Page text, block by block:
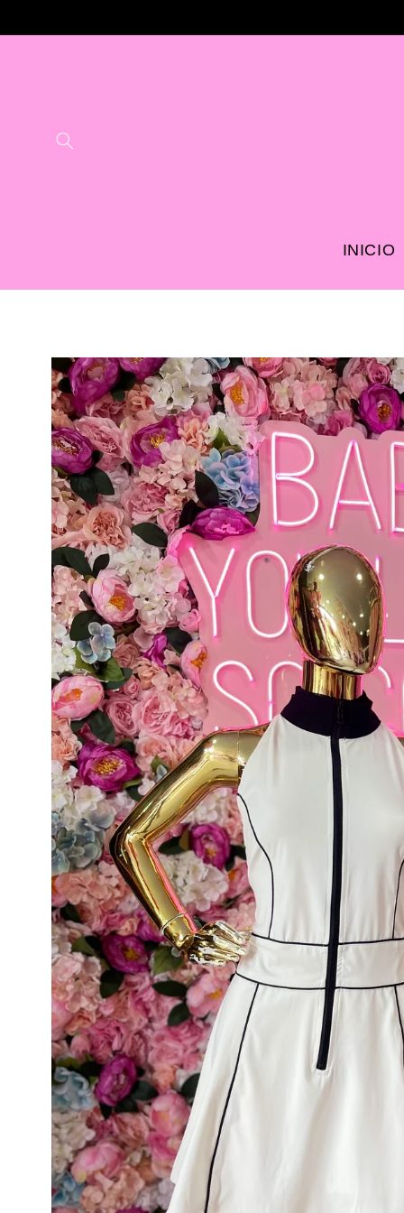
al contenido
INICIO
a la
información
del producto